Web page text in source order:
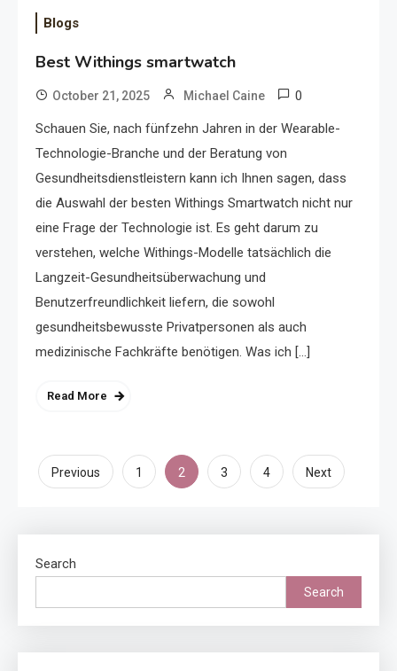
Blogs
Best Withings smartwatch
October 21, 2025 Michael Caine 0
Schauen Sie, nach fünfzehn Jahren in der Wearable-
Technologie-Branche und der Beratung von
Gesundheitsdienstleistern kann ich Ihnen sagen, dass
die Auswahl der besten Withings Smartwatch nicht nur
eine Frage der Technologie ist. Es geht darum zu
verstehen, welche Withings-Modelle tatsächlich die
Langzeit-Gesundheitsüberwachung und
Benutzerfreundlichkeit liefern, die sowohl
gesundheitsbewusste Privatpersonen als auch
medizinische Fachkräfte benötigen. Was ich […]
Read More
Posts
Previous 1 2 3 4 Next
Search
Search